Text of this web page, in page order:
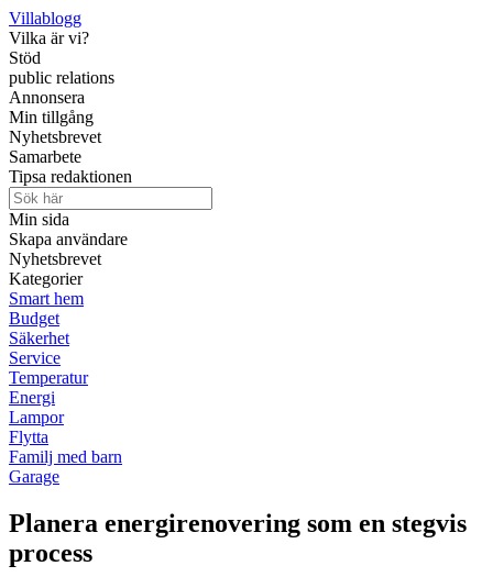
Villablogg
Vilka är vi?
Stöd
public relations
Annonsera
Min tillgång
Nyhetsbrevet
Samarbete
Tipsa redaktionen
Min sida
Skapa användare
Nyhetsbrevet
Kategorier
Smart hem
Budget
Säkerhet
Service
Temperatur
Energi
Lampor
Flytta
Familj med barn
Garage
Planera energirenovering som en stegvis
process